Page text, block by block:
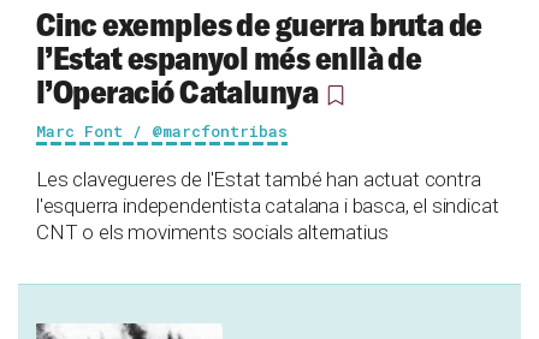
Cinc exemples de guerra bruta de
l’Estat espanyol més enllà de
l’Operació Catalunya
Marc Font / @marcfontribas
Les clavegueres de l'Estat també han actuat contra
l'esquerra independentista catalana i basca, el sindicat
CNT o els moviments socials alternatius